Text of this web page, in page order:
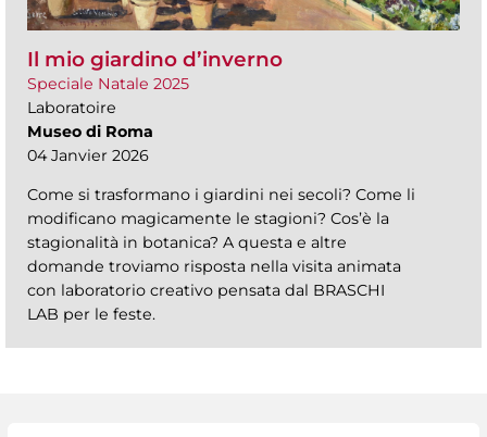
Il mio giardino d’inverno
Speciale Natale 2025
Laboratoire
Museo di Roma
04 Janvier 2026
Come si trasformano i giardini nei secoli? Come li
modificano magicamente le stagioni? Cos’è la
stagionalità in botanica? A questa e altre
domande troviamo risposta nella visita animata
con laboratorio creativo pensata dal BRASCHI
LAB per le feste.